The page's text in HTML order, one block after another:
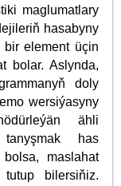
maglumatlary
hasabyny
element üçin
bolar. Aslynda,
doly
wersiýasyny
ähli
has
maslahat
bilersiňiz.